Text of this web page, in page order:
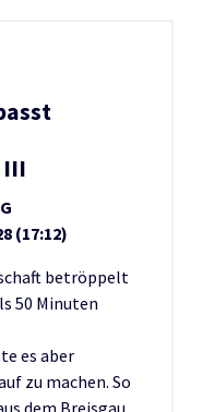
III
(17:12)
betröppelt
50 Minuten
es aber
zu machen. So
dem Breisgau